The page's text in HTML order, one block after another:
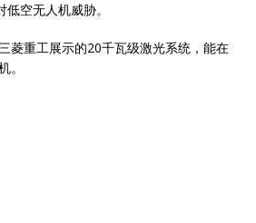
空无人机威胁。
菱重工展示的20千瓦级激光系统，能在
。